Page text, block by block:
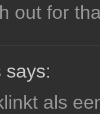
out for
says:
als